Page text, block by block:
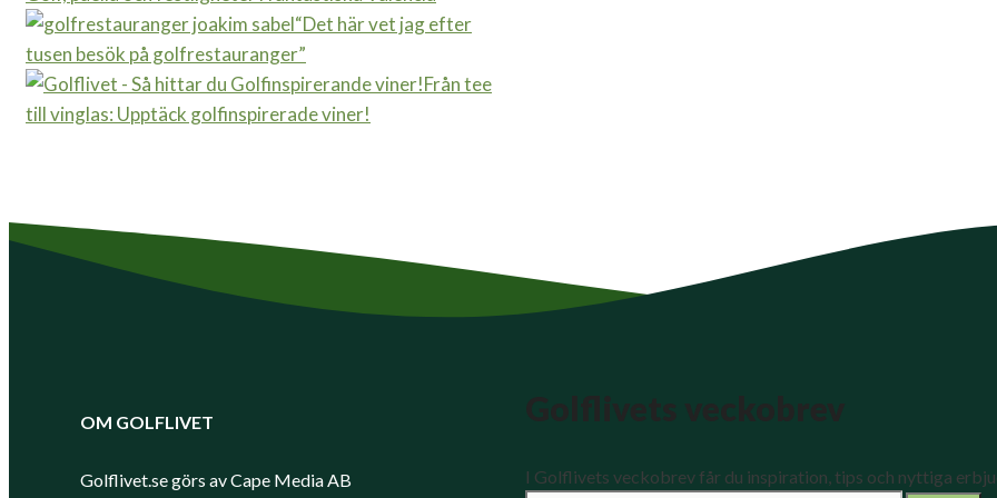
“Det här vet jag efter
tusen besök på golfrestauranger”
Från tee
till vinglas: Upptäck golfinspirerade viner!
OM GOLFLIVET
Golflivet.se görs av Cape Media AB
I Golflivets veckobrev får du inspiration, tips och nyttiga